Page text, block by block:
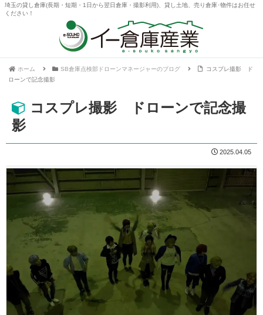
埼玉の貸し倉庫(長期・短期・1日から翌日倉庫・撮影利用)、貸し土地、売り倉庫･物件はお任せ
ください！
ホーム SB倉庫点検部ドローンマネージャーのブログ
コスプレ撮影 ド
ローンで記念撮影
コスプレ撮影 ドローンで記念撮
影
2025.04.05